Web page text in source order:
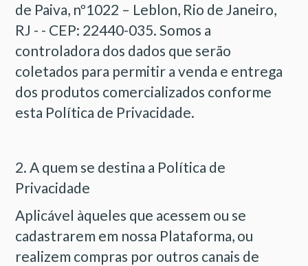
de Paiva, nº1022 – Leblon, Rio de Janeiro,
RJ - - CEP: 22440-035. Somos a
controladora dos dados que serão
coletados para permitir a venda e entrega
dos produtos comercializados conforme
esta Política de Privacidade.
2. A quem se destina a Política de
Privacidade
Aplicável àqueles que acessem ou se
cadastrarem em nossa Plataforma, ou
realizem compras por outros canais de